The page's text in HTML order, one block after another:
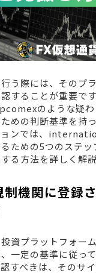
う際には、そのプ
することが重要です
のような疑わ
めの判断基準を持
ョンでは、
ための5つのステ
る方法を詳しく解説
機関に登録
資プラットフォー
一定の基準に従っ
すべきは、そのサ